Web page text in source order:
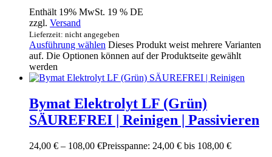
Enthält 19% MwSt. 19 % DE
zzgl. Versand
Lieferzeit: nicht angegeben
Ausführung wählen Dieses Produkt weist mehrere Varianten
auf. Die Optionen können auf der Produktseite gewählt
werden
Bymat Elektrolyt LF (Grün)
SÄUREFREI | Reinigen | Passivieren
24,00 € – 108,00 €Preisspanne: 24,00 € bis 108,00 €